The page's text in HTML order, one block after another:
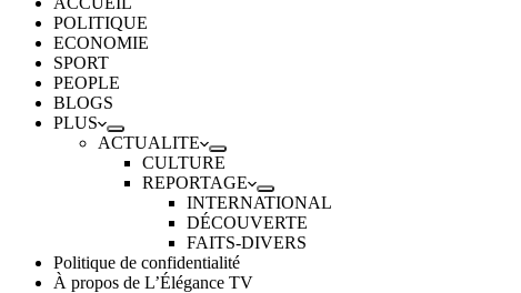
POLITIQUE
ECONOMIE
SPORT
PEOPLE
BLOGS
PLUS
ACTUALITE
CULTURE
REPORTAGE
INTERNATIONAL
DÉCOUVERTE
FAITS-DIVERS
Politique de confidentialité
À propos de L’Élégance TV